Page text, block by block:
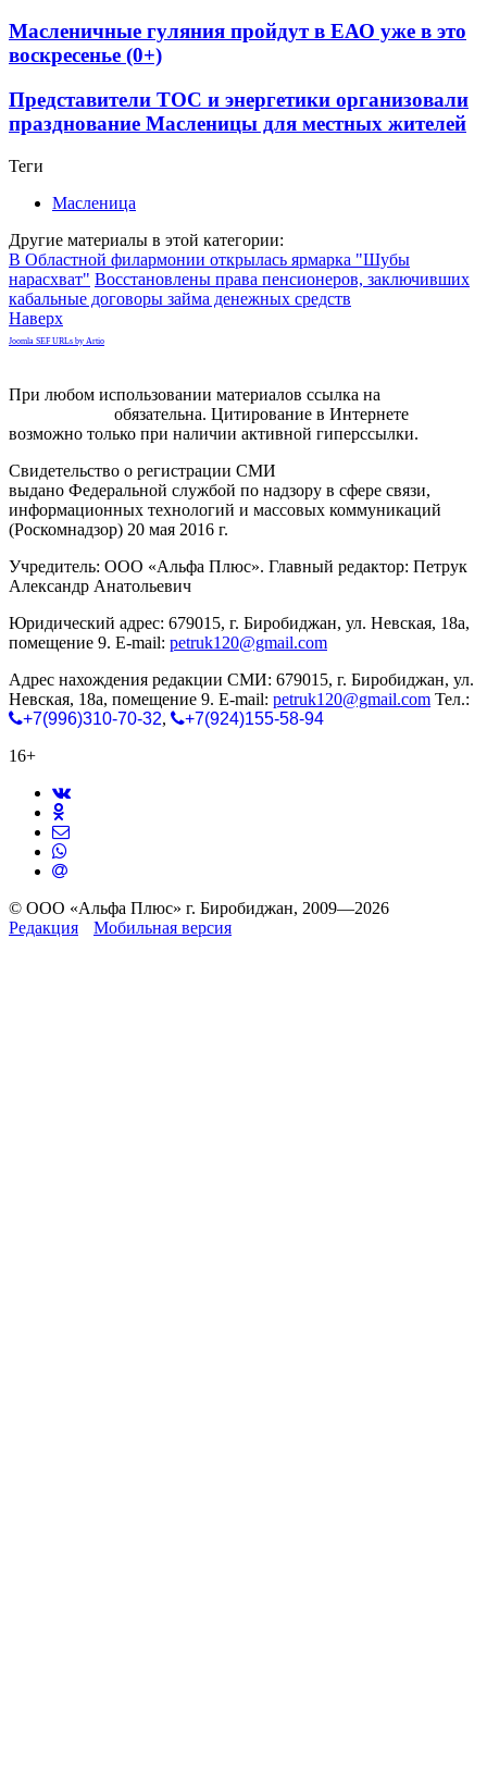
Масленичные гуляния пройдут в ЕАО уже в это
воскресенье (0+)
Представители ТОС и энергетики организовали
празднование Масленицы для местных жителей
Теги
Масленица
Другие материалы в этой категории:
В Областной филармонии открылась ярмарка "Шубы
нарасхват" Восстановлены права пенсионеров, заключивших
кабальные договоры займа денежных средств
Наверх
Joomla SEF URLs by Artio
При любом использовании материалов ссылка на
обязательна. Цитирование в Интернете
возможно только при наличии активной гиперссылки.
Свидетельство о регистрации СМИ
выдано Федеральной службой по надзору в сфере связи,
информационных технологий и массовых коммуникаций
(Роскомнадзор) 20 мая 2016 г.
Учредитель: ООО «Альфа Плюс». Главный редактор: Петрук
Александр Анатольевич
Юридический адрес: 679015, г. Биробиджан, ул. Невская, 18а,
помещение 9. E-mail: petruk120@gmail.com
Адрес нахождения редакции СМИ: 679015, г. Биробиджан, ул.
Невская, 18а, помещение 9. E-mail: petruk120@gmail.com Тел.:
+7(996)310-70-32,
+7(924)155-58-94
16+
© ООО «Альфа Плюс» г. Биробиджан, 2009—2026
Редакция
Мобильная версия